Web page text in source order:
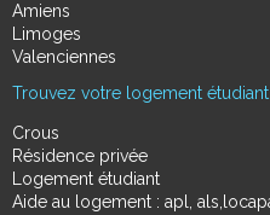
Amiens
Limoges
Valenciennes
Trouvez votre logement
Crous
Résidence privée
Logement étudiant
Aide au logement : apl,